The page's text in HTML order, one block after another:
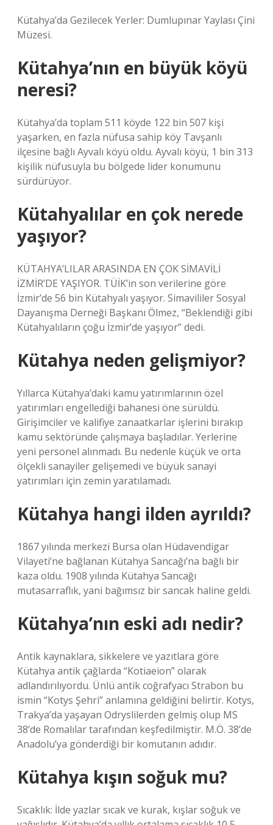
Kütahya’da Gezilecek Yerler: Dumlupınar Yaylası Çini
Müzesi.
Kütahya’nın en büyük köyü
neresi?
Kütahya’da toplam 511 köyde 122 bin 507 kişi
yaşarken, en fazla nüfusa sahip köy Tavşanlı
ilçesine bağlı Ayvalı köyü oldu. Ayvalı köyü, 1 bin 313
kişilik nüfusuyla bu bölgede lider konumunu
sürdürüyor.
Kütahyalılar en çok nerede
yaşıyor?
KÜTAHYA’LILAR ARASINDA EN ÇOK SİMAVİLİ
İZMİR’DE YAŞIYOR. TÜİK’in son verilerine göre
İzmir’de 56 bin Kütahyalı yaşıyor. Simavililer Sosyal
Dayanışma Derneği Başkanı Ölmez, “Beklendiği gibi
Kütahyalıların çoğu İzmir’de yaşıyor” dedi.
Kütahya neden gelişmiyor?
Yıllarca Kütahya’daki kamu yatırımlarının özel
yatırımları engellediği bahanesi öne sürüldü.
Girişimciler ve kalifiye zanaatkarlar işlerini bırakıp
kamu sektöründe çalışmaya başladılar. Yerlerine
yeni personel alınmadı. Bu nedenle küçük ve orta
ölçekli sanayiler gelişemedi ve büyük sanayi
yatırımları için zemin yaratılamadı.
Kütahya hangi ilden ayrıldı?
1867 yılında merkezi Bursa olan Hüdavendigar
Vilayeti’ne bağlanan Kütahya Sancağı’na bağlı bir
kaza oldu. 1908 yılında Kütahya Sancağı
mutasarraflık, yani bağımsız bir sancak haline geldi.
Kütahya’nın eski adı nedir?
Antik kaynaklara, sikkelere ve yazıtlara göre
Kütahya antik çağlarda “Kotiaeion” olarak
adlandırılıyordu. Ünlü antik coğrafyacı Strabon bu
ismin “Kotys Şehri” anlamına geldiğini belirtir. Kotys,
Trakya’da yaşayan Odryslilerden gelmiş olup MS
38’de Romalılar tarafından keşfedilmiştir. M.Ö. 38’de
Anadolu’ya gönderdiği bir komutanın adıdır.
Kütahya kışın soğuk mu?
Sıcaklık: İlde yazlar sıcak ve kurak, kışlar soğuk ve